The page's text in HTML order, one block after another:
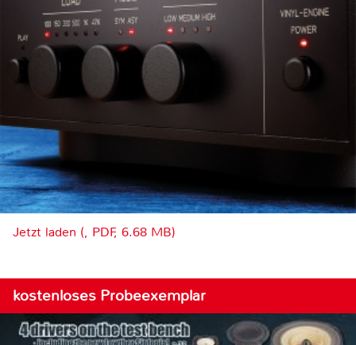
Jetzt laden (, PDF, 6.68 MB)
kostenloses Probeexemplar